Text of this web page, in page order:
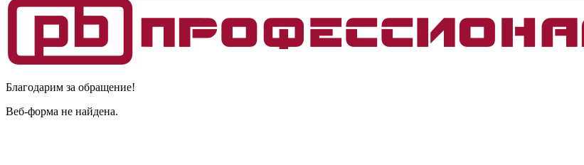
Благодарим за обращение!
Веб-форма не найдена.